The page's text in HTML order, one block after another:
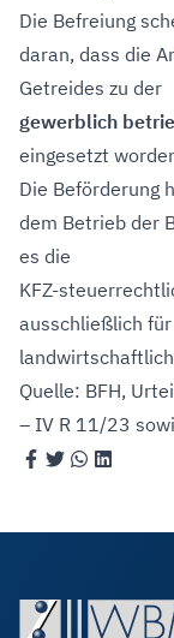
Die Befreiung
daran, dass die
Getreides zu der
gewerblich
eingesetzt
Die Beförderung
dem Betrieb der
es die
KFZ-
ausschließlich
Quelle: BFH,
– IV R 11/23